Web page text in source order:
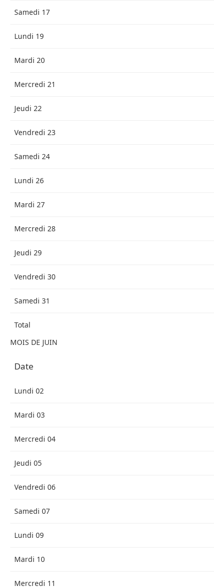
Samedi 17
Lundi 19
Mardi 20
Mercredi 21
Jeudi 22
Vendredi 23
Samedi 24
Lundi 26
Mardi 27
Mercredi 28
Jeudi 29
Vendredi 30
Samedi 31
Total
MOIS DE JUIN
Date
Lundi 02
Mardi 03
Mercredi 04
Jeudi 05
Vendredi 06
Samedi 07
Lundi 09
Mardi 10
Mercredi 11